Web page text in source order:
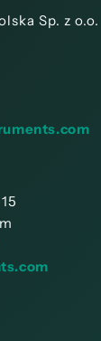
Sp. z o.o.